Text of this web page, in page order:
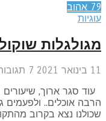
אהוב
7תגובות
סגר ארוך, שיעורים
אוכלים.. ולפעמים
נצא בקרוב